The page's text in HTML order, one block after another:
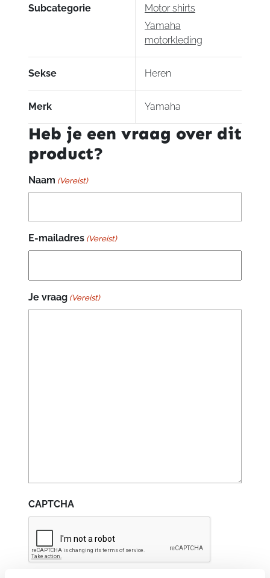
Subcategorie
Motor shirts
Yamaha
motorkleding
Sekse Heren
Merk Yamaha
Heb je een vraag over dit
product?
Naam (Vereist)
E-mailadres (Vereist)
Je vraag (Vereist)
CAPTCHA